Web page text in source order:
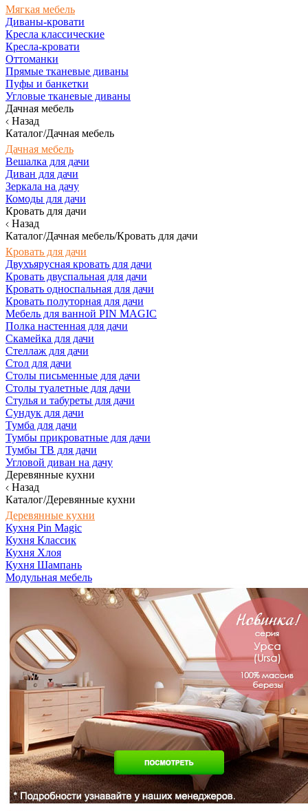
Мягкая мебель
Диваны-кровати
Кресла классические
Кресла-кровати
Оттоманки
Прямые тканевые диваны
Пуфы и банкетки
Угловые тканевые диваны
Дачная мебель
Назад
Каталог/Дачная мебель
Дачная мебель
Вешалка для дачи
Диван для дачи
Зеркала на дачу
Комоды для дачи
Кровать для дачи
Назад
Каталог/Дачная мебель/Кровать для дачи
Кровать для дачи
Двухъярусная кровать для дачи
Кровать двуспальная для дачи
Кровать односпальная для дачи
Кровать полуторная для дачи
Мебель для ванной PIN MAGIC
Полка настенная для дачи
Скамейка для дачи
Стеллаж для дачи
Стол для дачи
Столы письменные для дачи
Столы туалетные для дачи
Стулья и табуреты для дачи
Сундук для дачи
Тумба для дачи
Тумбы прикроватные для дачи
Тумбы ТВ для дачи
Угловой диван на дачу
Деревянные кухни
Назад
Каталог/Деревянные кухни
Деревянные кухни
Кухня Pin Magic
Кухня Классик
Кухня Хлоя
Кухня Шампань
Модульная мебель